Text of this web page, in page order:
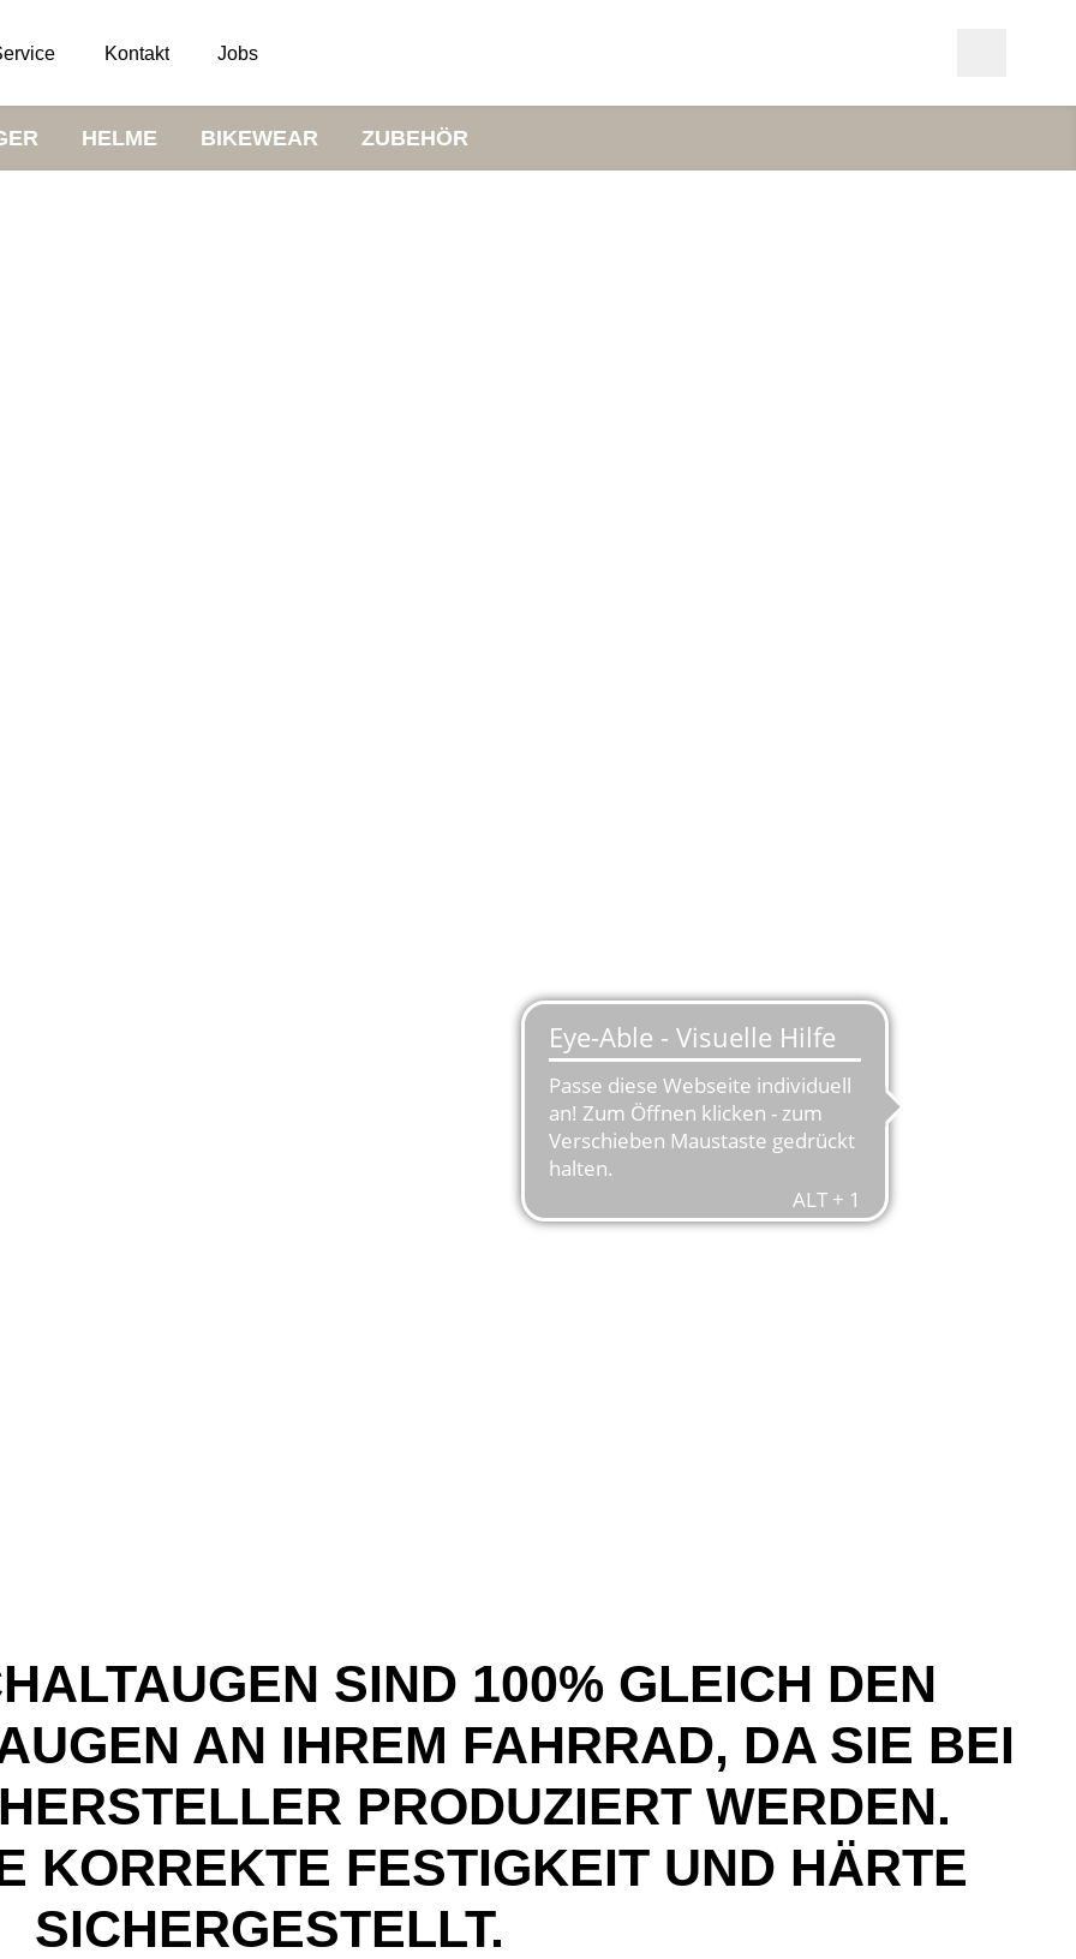
Kontakt Jobs
HELME BIKEWEAR ZUBEHÖR
SIND 100% GLEICH DEN
AN IHREM FAHRRAD, DA SIE BEI
PRODUZIERT WERDEN.
KORREKTE FESTIGKEIT UND HÄRTE
SICHERGESTELLT.